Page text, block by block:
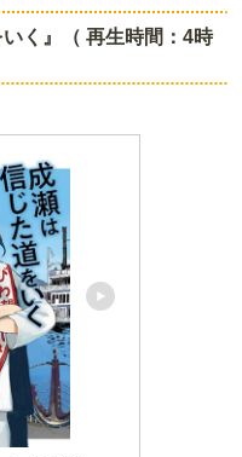
く』（ 再生時間：4時